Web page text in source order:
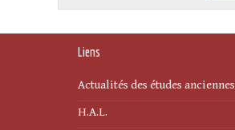
Liens
Actualités des études anciennes
H.A.L.